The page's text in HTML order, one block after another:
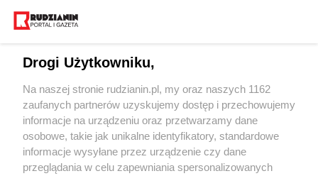
Propozycje Ślązaga na każdą porę roku
Wydawca mediów
Drogi Użytkowniku,
Na naszej stronie rudzianin.pl, my oraz naszych 1162
zaufanych partnerów uzyskujemy dostęp i przechowujemy
informacje na urządzeniu oraz przetwarzamy dane
osobowe, takie jak unikalne identyfikatory, standardowe
informacje wysyłane przez urządzenie czy dane
przeglądania w celu zapewniania spersonalizowanych